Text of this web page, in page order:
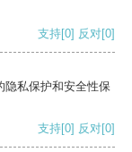
支持[0] 反对[0]
隐私保护和安全性保
支持[0] 反对[0]